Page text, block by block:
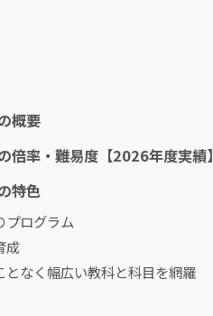
概要
倍率・難易度【2026年度実績】
特色
プログラム
成
なく幅広い教科と科目を網羅